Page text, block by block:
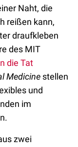
Naht, die
reißen kann,
draufkleben
des MIT
die Tat
Medicine stellen
und
im
zwei